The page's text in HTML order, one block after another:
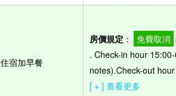
住宿加早餐
房價規定 ： 免費取消
. Check-in hour
notes).Check-out
[ + ] 查看更多